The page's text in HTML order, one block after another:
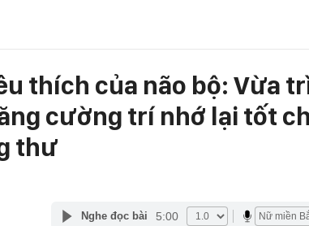
thích của não bộ: Vừa
cường trí nhớ lại tốt
thư
Nghe đọc bài 5:00